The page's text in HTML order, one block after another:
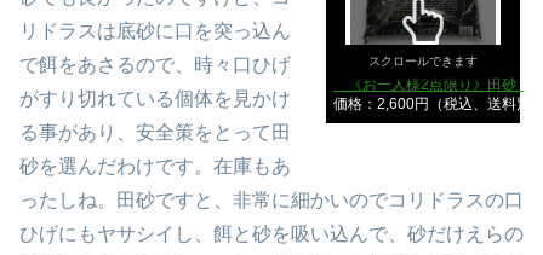
《お一人様2点限り》田砂
価格：2,600円（税込、送料別
スクロールできます
リドラスは底砂に口を突っ込ん
で餌をあさるので、時々口ひげ
がすり切れている個体を見かけ
る事があり、安全策をとって田
砂を選んだわけです。在庫もあ
ったしね。田砂ですと、非常に細かいのでコリドラスの口
ひげにもヤサシイし、餌と砂を吸い込んで、砂だけえらの